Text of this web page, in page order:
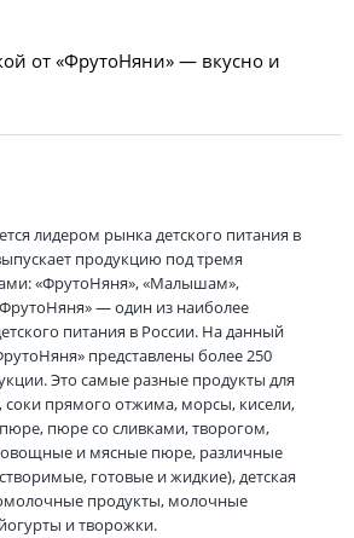
от «ФрутоНяни» — вкусно и
лидером рынка детского питания в
продукцию под тремя
«ФрутоНяня», «Малышам»,
— один из наиболее
питания в России. На данный
представлены более 250
Это самые разные продукты для
соки прямого отжима, морсы, кисели,
пюре со сливками, творогом,
и мясные пюре, различные
готовые и жидкие), детская
продукты, молочные
и творожки.